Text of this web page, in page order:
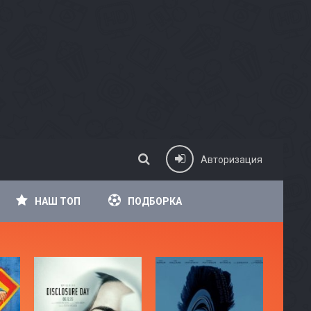
Авторизация
НАШ ТОП ПОДБОРКА